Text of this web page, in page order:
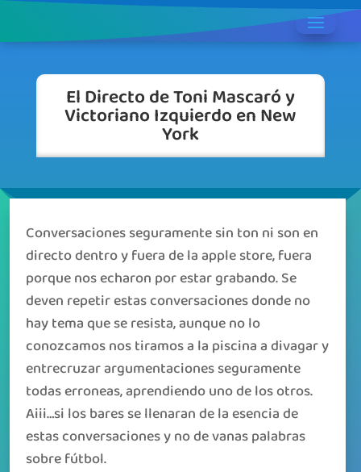
El Directo de Toni Mascaró y
Victoriano Izquierdo en New
York
Conversaciones seguramente sin ton ni son en
directo dentro y fuera de la apple store, fuera
porque nos echaron por estar grabando. Se
deven repetir estas conversaciones donde no
hay tema que se resista, aunque no lo
conozcamos nos tiramos a la piscina a divagar y
entrecruzar argumentaciones seguramente
todas erroneas, aprendiendo uno de los otros.
Aiii…si los bares se llenaran de la esencia de
estas conversaciones y no de vanas palabras
sobre fútbol.